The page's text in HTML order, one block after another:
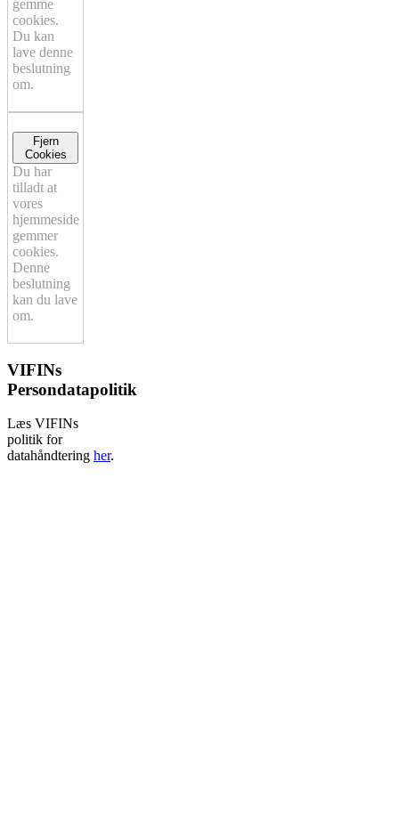
gemme
cookies.
Du kan
lave denne
beslutning
om.
Fjern
Cookies
Du har
tilladt at
vores
hjemmeside
gemmer
cookies.
Denne
beslutning
kan du lave
om.
VIFINs
Persondatapolitik
Læs VIFINs
politik for
datahåndtering her.